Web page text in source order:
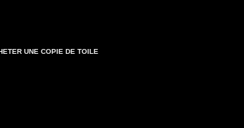
UNE COPIE DE TOILE